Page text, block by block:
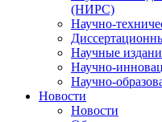
(НИРС)
Научно-
Научные
Научно-
Научно-
Новости
Новости